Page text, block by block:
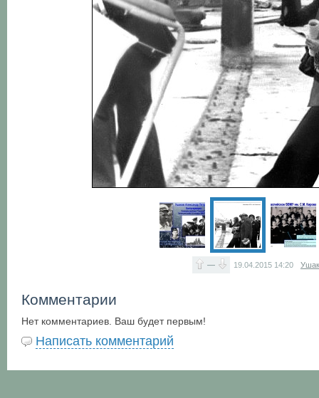
— 19.04.2015 14:20
Комментарии
Нет комментариев. Ваш будет первым!
Написать комментарий